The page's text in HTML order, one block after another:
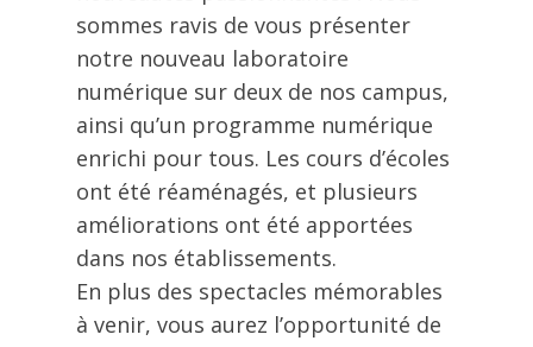
sommes ravis de vous présenter
notre nouveau laboratoire
numérique sur deux de nos campus,
ainsi qu’un programme numérique
enrichi pour tous. Les cours d’écoles
ont été réaménagés, et plusieurs
améliorations ont été apportées
dans nos établissements.
En plus des spectacles mémorables
à venir, vous aurez l’opportunité de